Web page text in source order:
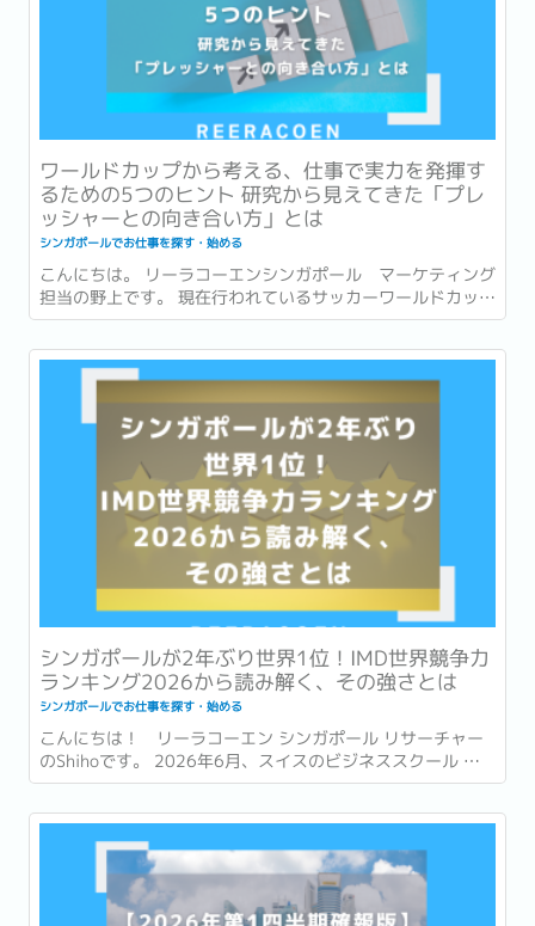
ワールドカップから考える、仕事で実力を発揮す
るための5つのヒント 研究から見えてきた「プレ
ッシャーとの向き合い方」とは
シンガポールでお仕事を探す・始める
こんにちは。 リーラコーエンシンガポール マーケティング
担当の野上です。 現在行われているサッカーワールドカッ
プ、いよいよ残すところ数試合となりました！ 本記事がリリ
ースされる頃には準決勝の結果が出ている頃。...
シンガポールが2年ぶり世界1位！IMD世界競争力
ランキング2026から読み解く、その強さとは
シンガポールでお仕事を探す・始める
こんにちは！ リーラコーエン シンガポール リサーチャー
のShihoです。 2026年6月、スイスのビジネススクール 国
際経営開発研究所・IMD (International Institute for
Management Development) が発表した「世界競争力ラン
キング...